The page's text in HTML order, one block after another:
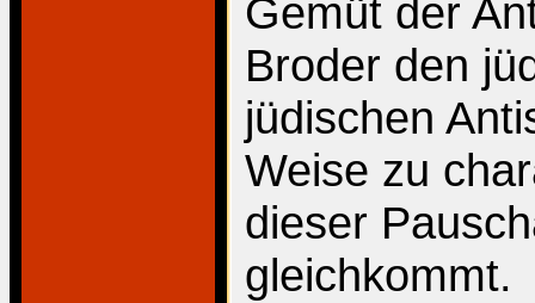
Gemüt der
Broder den
jüdischen
Weise zu
dieser
gleichkommt.